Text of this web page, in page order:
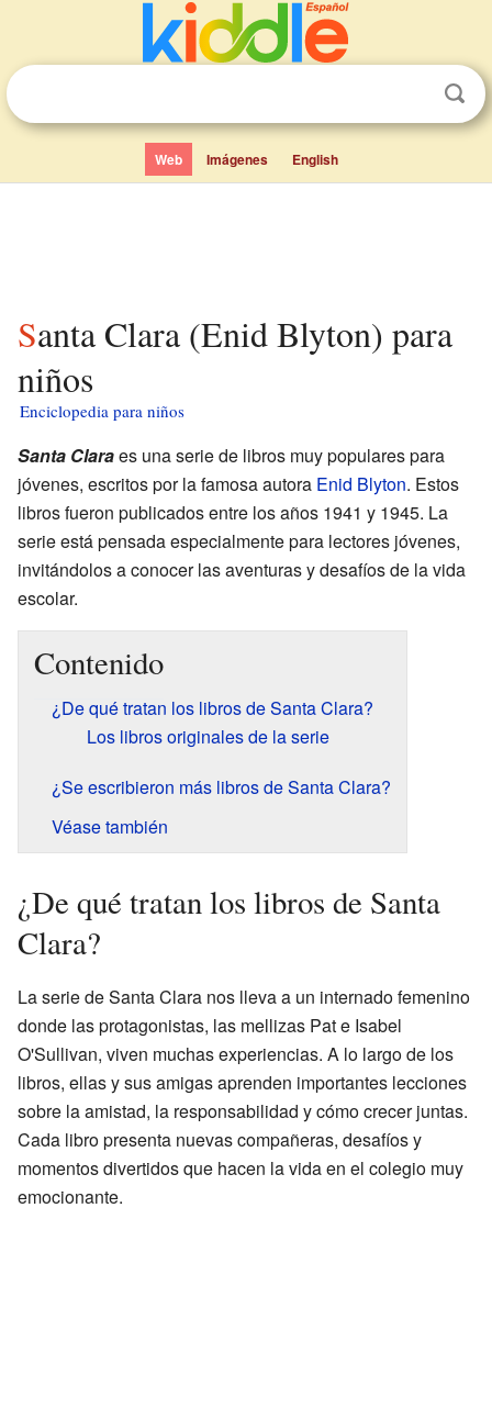
Web Imágenes English
Santa Clara (Enid Blyton) para
niños
Enciclopedia para niños
Santa Claraes una serie de libros muy populares para
jóvenes, escritos por la famosa autora Enid Blyton. Estos
libros fueron publicados entre los años 1941 y 1945. La
serie está pensada especialmente para lectores jóvenes,
invitándolos a conocer las aventuras y desafíos de la vida
escolar.
Contenido
¿De qué tratan los libros de Santa Clara?
Los libros originales de la serie
¿Se escribieron más libros de Santa Clara?
Véase también
¿De qué tratan los libros de Santa
Clara?
La serie de Santa Clara nos lleva a un internado femenino
donde las protagonistas, las mellizas Pat e Isabel
O'Sullivan, viven muchas experiencias. A lo largo de los
libros, ellas y sus amigas aprenden importantes lecciones
sobre la amistad, la responsabilidad y cómo crecer juntas.
Cada libro presenta nuevas compañeras, desafíos y
momentos divertidos que hacen la vida en el colegio muy
emocionante.